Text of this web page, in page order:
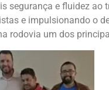
segurança e fluidez ao
e impulsionando o
rodovia um dos